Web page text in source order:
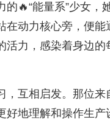
的🔥“能量系”少女
在动力核心旁，便
力，感染着身边
，互相启发。那位
地理解和操作生